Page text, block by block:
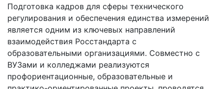
Подготовка кадров для сферы технического
регулирования и обеспечения единства измерений
является одним из ключевых направлений
взаимодействия Росстандарта с
образовательными организациями. Совместно с
ВУЗами и колледжами реализуются
профориентационные, образовательные и